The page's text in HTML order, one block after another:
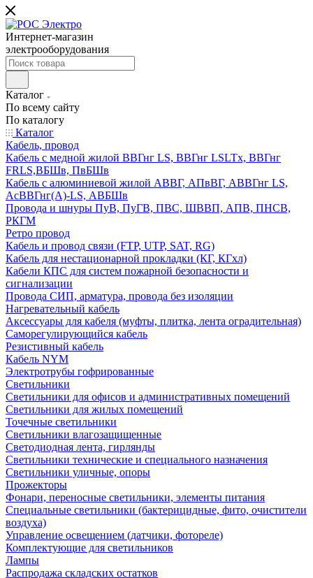
Интернет-магазин
электрооборудования
Каталог
По всему сайту
По каталогу
Каталог
Кабель, провод
Кабель с медной жилой ВВГнг LS, ВВГнг LSLTx, ВВГнг
FRLS,ВБШв, ПвБШв
Кабель с алюминиевой жилой АВВГ, АПвВГ, АВВГнг LS,
АсВВГнг(А)-LS, АВБШв
Провода и шнуры ПуВ, ПуГВ, ПВС, ШВВП, АПВ, ПНСВ,
РКГМ
Ретро провод
Кабель и провод связи (FTP, UTP, SAT, RG)
Кабель для нестационарной прокладки (КГ, КГхл)
Кабели КПС для систем пожарной безопасности и
сигнализации
Провода СИП, арматура, провода без изоляции
Нагревательный кабель
Аксессуары для кабеля (муфты, плитка, лента оградительная)
Саморегулирующийся кабель
Резистивный кабель
Кабель NYM
Электротрубы гофрированные
Светильники
Светильники для офисов и административных помещений
Светильники для жилых помещений
Точечные светильники
Светильники влагозащищенные
Светодиодная лента, гирлянды
Светильники технические и специального назначения
Светильники уличные, опоры
Прожекторы
Фонари, переносные светильники, элементы питания
Специальные светильники (бактерицидные, фито, очистители
воздуха)
Управление освещением (датчики, фотореле)
Комплектующие для светильников
Лампы
Распродажа складских остатков